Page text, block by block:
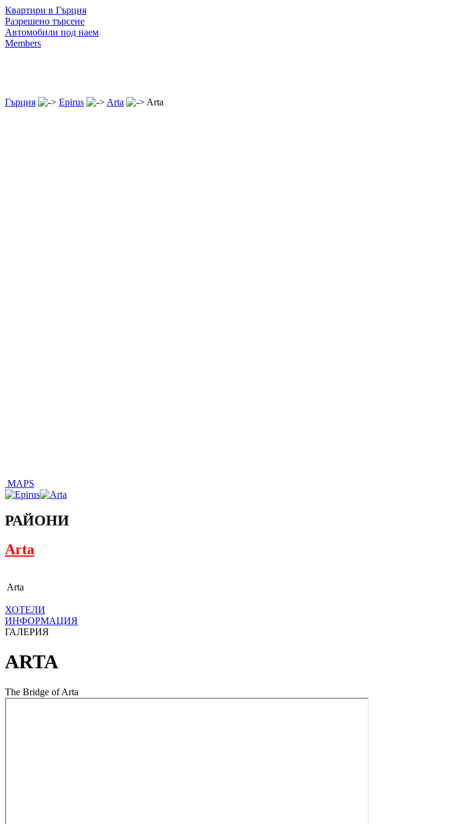
Квартири в Гърция
Разрешено търсене
Автомобили под наем
Members
Гърция Epirus Arta Arta
MAPS
РАЙОНИ
Arta
Arta
ХОТЕЛИ
ИНФОРМАЦИЯ
ГАЛЕРИЯ
ARTA
The Bridge of Arta